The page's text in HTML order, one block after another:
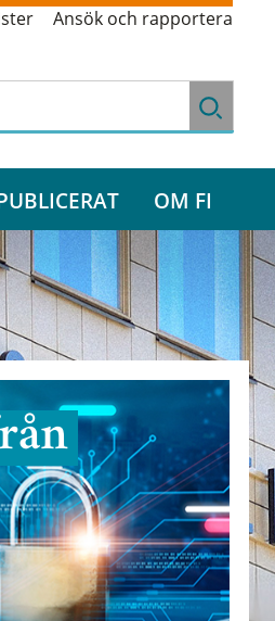
Ansök och rapportera
OM FI